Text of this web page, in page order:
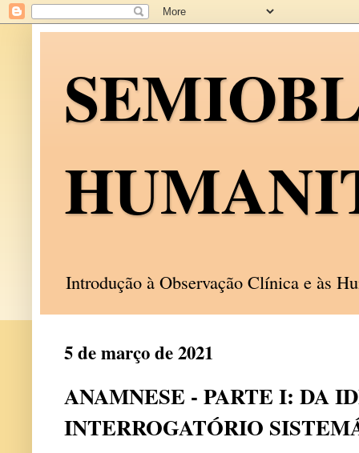
Introdução à Observação Clínica e às
5 de março de 2021
ANAMNESE - PARTE I: DA
INTERROGATÓRIO